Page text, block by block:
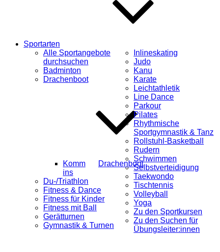
Sportarten
Alle Sportangebote
durchsuchen
Badminton
Drachenboot
Komm
ins
Drachenboot
Du-/Triathlon
Fitness & Dance
Fitness für Kinder
Fitness mit Ball
Gerätturnen
Gymnastik & Turnen
Inlineskating
Judo
Kanu
Karate
Leichtathletik
Line Dance
Parkour
Pilates
Rhythmische
Sportgymnastik & Tanz
Rollstuhl-Basketball
Rudern
Schwimmen
Selbstverteidigung
Taekwondo
Tischtennis
Volleyball
Yoga
Zu den Sportkursen
Zu den Suchen für
Übungsleiter:innen